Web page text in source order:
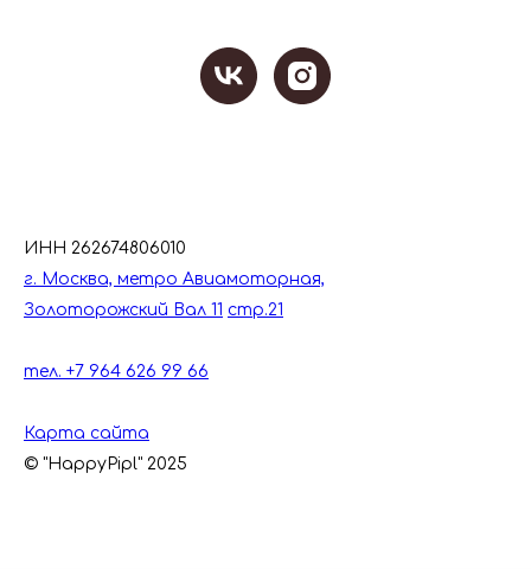
ИНН 262674806010
г. Москва, метро Авиамоторная,
Золоторожский Вал 11 стр.21
тел. +7 964 626 99 66
Карта сайта
© "HappyPipl" 2025